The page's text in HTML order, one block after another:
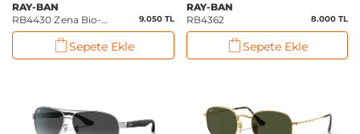
RAY-BAN
RB4430 Zena Bio-
Based
9.050 TL
Sepete Ekle
RAY-BAN
RB4362
8.000 TL
Sepete Ekle